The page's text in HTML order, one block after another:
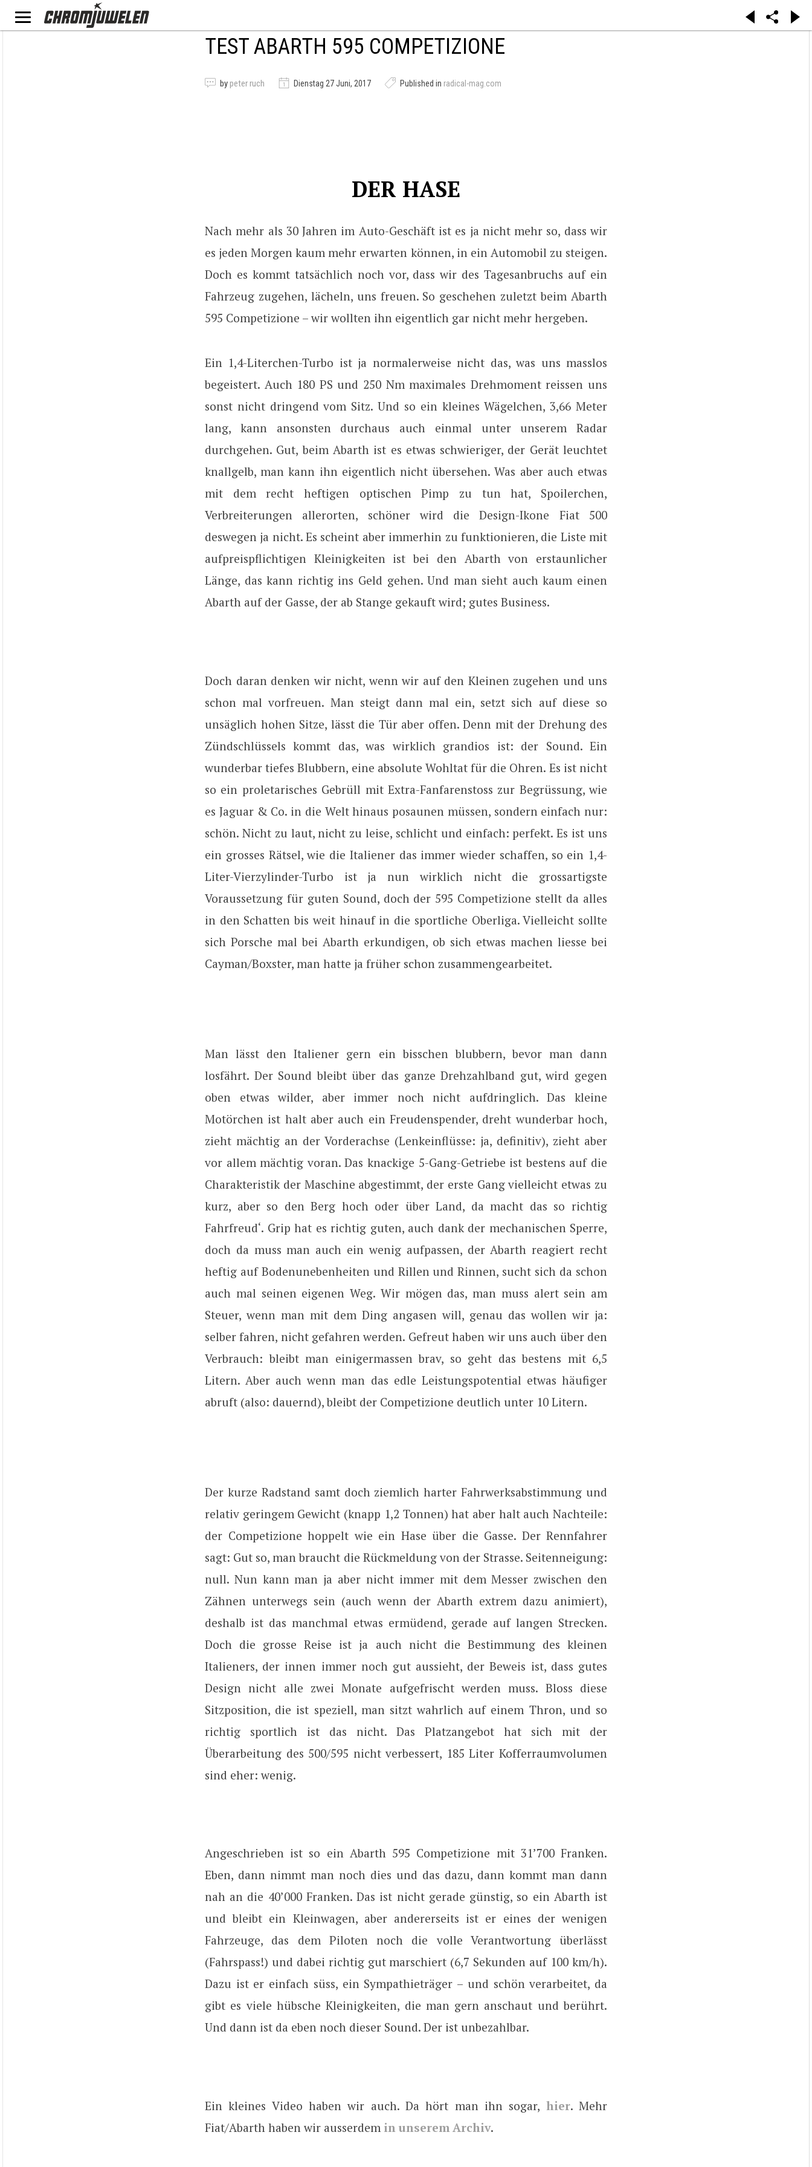
TEST ABARTH 595 COMPETIZIONE
by peter ruch Dienstag 27 Juni, 2017 Published in radical-mag.com
DER HASE
Nach mehr als 30 Jahren im Auto-Geschäft ist es ja nicht mehr so, dass wir
es jeden Morgen kaum mehr erwarten können, in ein Automobil zu steigen.
Doch es kommt tatsächlich noch vor, dass wir des Tagesanbruchs auf ein
Fahrzeug zugehen, lächeln, uns freuen. So geschehen zuletzt beim Abarth
595 Competizione – wir wollten ihn eigentlich gar nicht mehr hergeben.
Ein 1,4-Literchen-Turbo ist ja normalerweise nicht das, was uns masslos
begeistert. Auch 180 PS und 250 Nm maximales Drehmoment reissen uns
sonst nicht dringend vom Sitz. Und so ein kleines Wägelchen, 3,66 Meter
lang, kann ansonsten durchaus auch einmal unter unserem Radar
durchgehen. Gut, beim Abarth ist es etwas schwieriger, der Gerät leuchtet
knallgelb, man kann ihn eigentlich nicht übersehen. Was aber auch etwas
mit dem recht heftigen optischen Pimp zu tun hat, Spoilerchen,
Verbreiterungen allerorten, schöner wird die Design-Ikone Fiat 500
deswegen ja nicht. Es scheint aber immerhin zu funktionieren, die Liste mit
aufpreispflichtigen Kleinigkeiten ist bei den Abarth von erstaunlicher
Länge, das kann richtig ins Geld gehen. Und man sieht auch kaum einen
Abarth auf der Gasse, der ab Stange gekauft wird; gutes Business.
Doch daran denken wir nicht, wenn wir auf den Kleinen zugehen und uns
schon mal vorfreuen. Man steigt dann mal ein, setzt sich auf diese so
unsäglich hohen Sitze, lässt die Tür aber offen. Denn mit der Drehung des
Zündschlüssels kommt das, was wirklich grandios ist: der Sound. Ein
wunderbar tiefes Blubbern, eine absolute Wohltat für die Ohren. Es ist nicht
so ein proletarisches Gebrüll mit Extra-Fanfarenstoss zur Begrüssung, wie
es Jaguar & Co. in die Welt hinaus posaunen müssen, sondern einfach nur:
schön. Nicht zu laut, nicht zu leise, schlicht und einfach: perfekt. Es ist uns
ein grosses Rätsel, wie die Italiener das immer wieder schaffen, so ein 1,4-
Liter-Vierzylinder-Turbo ist ja nun wirklich nicht die grossartigste
Voraussetzung für guten Sound, doch der 595 Competizione stellt da alles
in den Schatten bis weit hinauf in die sportliche Oberliga. Vielleicht sollte
sich Porsche mal bei Abarth erkundigen, ob sich etwas machen liesse bei
Cayman/Boxster, man hatte ja früher schon zusammengearbeitet.
Man lässt den Italiener gern ein bisschen blubbern, bevor man dann
losfährt. Der Sound bleibt über das ganze Drehzahlband gut, wird gegen
oben etwas wilder, aber immer noch nicht aufdringlich. Das kleine
Motörchen ist halt aber auch ein Freudenspender, dreht wunderbar hoch,
zieht mächtig an der Vorderachse (Lenkeinflüsse: ja, definitiv), zieht aber
vor allem mächtig voran. Das knackige 5-Gang-Getriebe ist bestens auf die
Charakteristik der Maschine abgestimmt, der erste Gang vielleicht etwas zu
kurz, aber so den Berg hoch oder über Land, da macht das so richtig
Fahrfreud‘. Grip hat es richtig guten, auch dank der mechanischen Sperre,
doch da muss man auch ein wenig aufpassen, der Abarth reagiert recht
heftig auf Bodenunebenheiten und Rillen und Rinnen, sucht sich da schon
auch mal seinen eigenen Weg. Wir mögen das, man muss alert sein am
Steuer, wenn man mit dem Ding angasen will, genau das wollen wir ja:
selber fahren, nicht gefahren werden. Gefreut haben wir uns auch über den
Verbrauch: bleibt man einigermassen brav, so geht das bestens mit 6,5
Litern. Aber auch wenn man das edle Leistungspotential etwas häufiger
abruft (also: dauernd), bleibt der Competizione deutlich unter 10 Litern.
Der kurze Radstand samt doch ziemlich harter Fahrwerksabstimmung und
relativ geringem Gewicht (knapp 1,2 Tonnen) hat aber halt auch Nachteile:
der Competizione hoppelt wie ein Hase über die Gasse. Der Rennfahrer
sagt: Gut so, man braucht die Rückmeldung von der Strasse. Seitenneigung:
null. Nun kann man ja aber nicht immer mit dem Messer zwischen den
Zähnen unterwegs sein (auch wenn der Abarth extrem dazu animiert),
deshalb ist das manchmal etwas ermüdend, gerade auf langen Strecken.
Doch die grosse Reise ist ja auch nicht die Bestimmung des kleinen
Italieners, der innen immer noch gut aussieht, der Beweis ist, dass gutes
Design nicht alle zwei Monate aufgefrischt werden muss. Bloss diese
Sitzposition, die ist speziell, man sitzt wahrlich auf einem Thron, und so
richtig sportlich ist das nicht. Das Platzangebot hat sich mit der
Überarbeitung des 500/595 nicht verbessert, 185 Liter Kofferraumvolumen
sind eher: wenig.
Angeschrieben ist so ein Abarth 595 Competizione mit 31’700 Franken.
Eben, dann nimmt man noch dies und das dazu, dann kommt man dann
nah an die 40’000 Franken. Das ist nicht gerade günstig, so ein Abarth ist
und bleibt ein Kleinwagen, aber andererseits ist er eines der wenigen
Fahrzeuge, das dem Piloten noch die volle Verantwortung überlässt
(Fahrspass!) und dabei richtig gut marschiert (6,7 Sekunden auf 100 km/h).
Dazu ist er einfach süss, ein Sympathieträger – und schön verarbeitet, da
gibt es viele hübsche Kleinigkeiten, die man gern anschaut und berührt.
Und dann ist da eben noch dieser Sound. Der ist unbezahlbar.
Ein kleines Video haben wir auch. Da hört man ihn sogar, hier. Mehr
Fiat/Abarth haben wir ausserdem in unserem Archiv.